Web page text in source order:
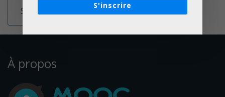
À propos
S'inscrire